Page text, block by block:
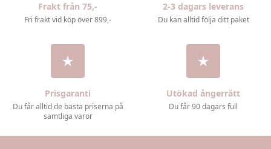
Frakt från 75,-
Fri frakt vid köp över 899,-
2-3 dagars leverans
Du kan alltid följa ditt paket
Prisgaranti
Du får alltid de bästa priserna på
samtliga varor
Utökad ångerrätt
Du får 90 dagars full